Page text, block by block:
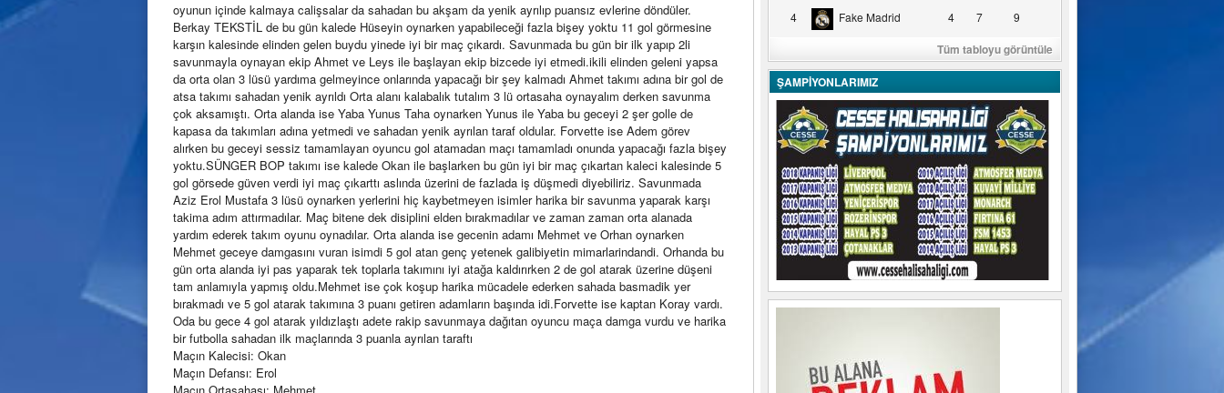
oyunun içinde kalmaya calişsalar da sahadan bu akşam da yenik ayrılıp puansız evlerine döndüler.
Berkay TEKSTİL de bu gün kalede Hüseyin oynarken yapabileceği fazla bişey yoktu 11 gol görmesine
karşın kalesinde elinden gelen buydu yinede iyi bir maç çıkardı. Savunmada bu gün bir ilk yapıp 2li
savunmayla oynayan ekip Ahmet ve Leys ile başlayan ekip bizcede iyi etmedi.ikili elinden geleni yapsa
da orta olan 3 lüsü yardıma gelmeyince onlarında yapacağı bir şey kalmadı Ahmet takımı adına bir gol de
atsa takımı sahadan yenik ayrıldı Orta alanı kalabalık tutalım 3 lü ortasaha oynayalım derken savunma
çok aksamıştı. Orta alanda ise Yaba Yunus Taha oynarken Yunus ile Yaba bu geceyi 2 şer golle de
kapasa da takımları adına yetmedi ve sahadan yenik ayrılan taraf oldular. Forvette ise Adem görev
alırken bu geceyi sessiz tamamlayan oyuncu gol atamadan maçı tamamladı onunda yapacağı fazla bişey
yoktu.SÜNGER BOP takımı ise kalede Okan ile başlarken bu gün iyi bir maç çıkartan kaleci kalesinde 5
gol görsede güven verdi iyi maç çıkarttı aslında üzerini de fazlada iş düşmedi diyebiliriz. Savunmada
Aziz Erol Mustafa 3 lüsü oynarken yerlerini hiç kaybetmeyen isimler harika bir savunma yaparak karşı
takima adım attırmadılar. Maç bitene dek disiplini elden bırakmadılar ve zaman zaman orta alanada
yardım ederek takım oyunu oynadılar. Orta alanda ise gecenin adamı Mehmet ve Orhan oynarken
Mehmet geceye damgasını vuran isimdi 5 gol atan genç yetenek galibiyetin mimarlarindandi. Orhanda bu
gün orta alanda iyi pas yaparak tek toplarla takımını iyi atağa kaldırırken 2 de gol atarak üzerine düşeni
tam anlamıyla yapmış oldu.Mehmet ise çok koşup harika mücadele ederken sahada basmadik yer
bırakmadı ve 5 gol atarak takımına 3 puanı getiren adamların başında idi.Forvette ise kaptan Koray vardı.
Oda bu gece 4 gol atarak yıldızlaştı adete rakip savunmaya dağıtan oyuncu maça damga vurdu ve harika
bir futbolla sahadan ilk maçlarında 3 puanla ayrılan taraftı
Maçın Kalecisi: Okan
Maçın Defansı: Erol
Maçın Ortasahası: Mehmet
4 Fake Madrid 4 7 9
Tüm tabloyu görüntüle
ŞAMPİYONLARIMIZ